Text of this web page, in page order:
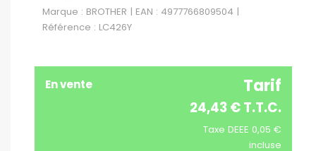
Marque : BROTHER | EAN : 4977766809504 |
Référence : LC426Y
En vente Tarif
24,43 € T.T.C.
Taxe DEEE 0,05 €
incluse